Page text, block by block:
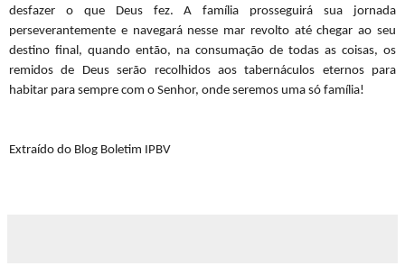
desfazer o que Deus fez. A família prosseguirá sua jornada
perseverantemente e navegará nesse mar revolto até chegar ao seu
destino final, quando então, na consumação de todas as coisas, os
remidos de Deus serão recolhidos aos tabernáculos eternos para
habitar para sempre com o Senhor, onde seremos uma só família!
Extraído do Blog Boletim IPBV